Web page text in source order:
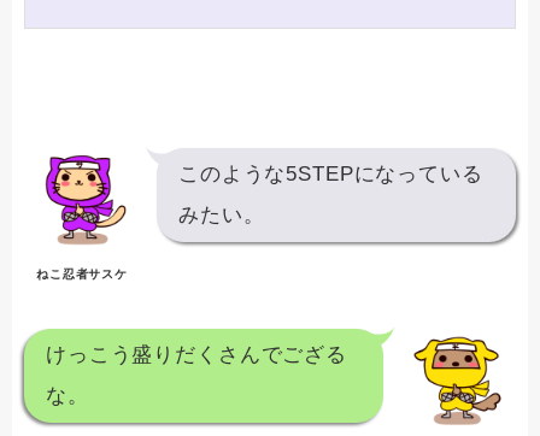
ねこ忍者サスケ
このような5STEPになっている
みたい。
けっこう盛りだくさんでござる
な。